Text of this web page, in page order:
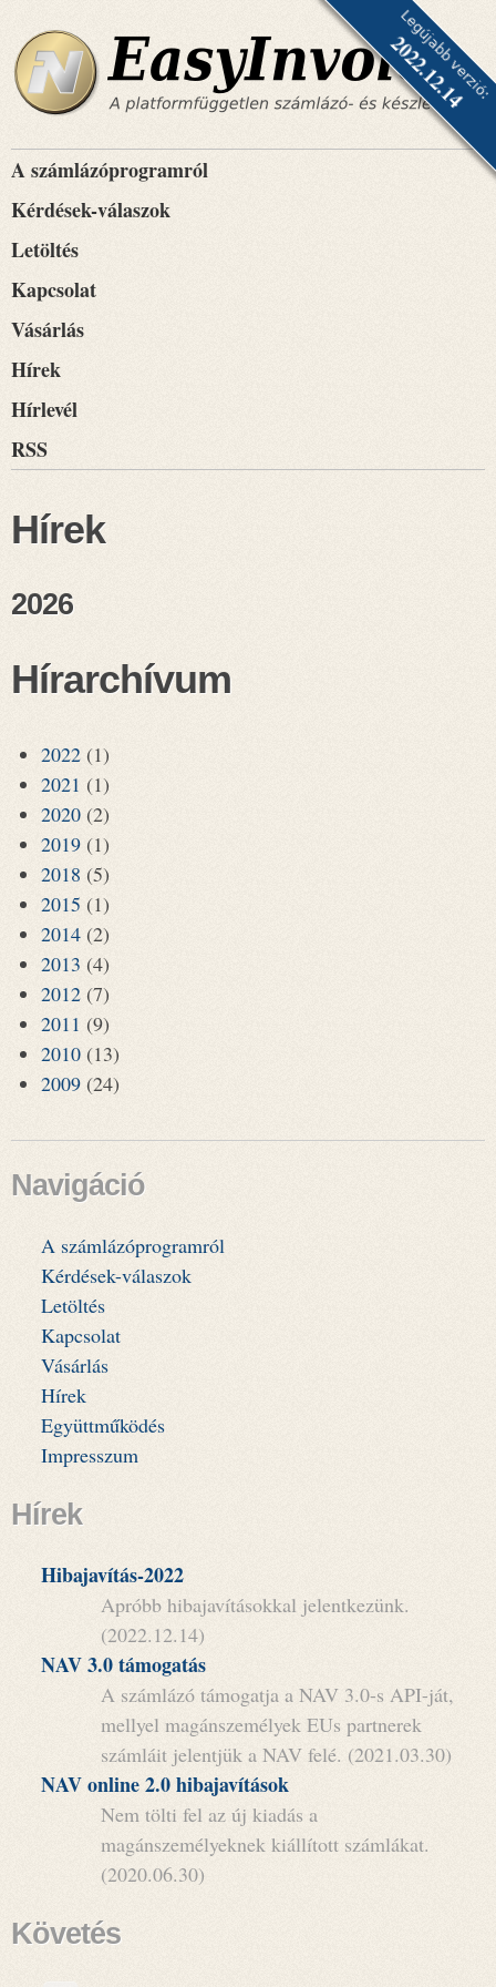
A számlázóprogramról
Kérdések-válaszok
Letöltés
Kapcsolat
Vásárlás
Hírek
Hírlevél
RSS
Legújabb verzió:
2022.12.14
Hírek
2026
Hírarchívum
2022 (1)
2021 (1)
2020 (2)
2019 (1)
2018 (5)
2015 (1)
2014 (2)
2013 (4)
2012 (7)
2011 (9)
2010 (13)
2009 (24)
Navigáció
A számlázóprogramról
Kérdések-válaszok
Letöltés
Kapcsolat
Vásárlás
Hírek
Együttműködés
Impresszum
Hírek
Hibajavítás-2022
Apróbb hibajavításokkal jelentkezünk.
(2022.12.14)
NAV 3.0 támogatás
A számlázó támogatja a NAV 3.0-s API-ját,
mellyel magánszemélyek EUs partnerek
számláit jelentjük a NAV felé. (2021.03.30)
NAV online 2.0 hibajavítások
Nem tölti fel az új kiadás a
magánszemélyeknek kiállított számlákat.
(2020.06.30)
Követés